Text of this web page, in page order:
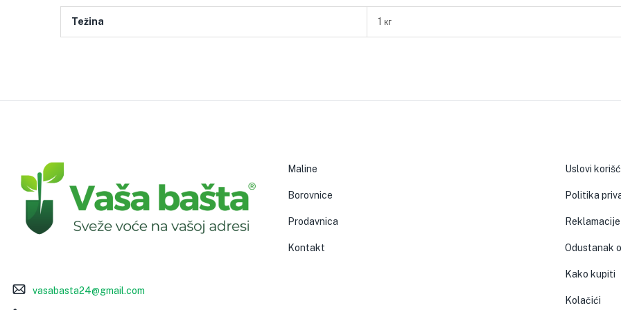
Težina 1 кг
vasabasta24@gmail.com
Maline
Borovnice
Prodavnica
Kontakt
Uslovi
Politika
Reklamacije
Odustanak
Kako kupiti
Kolačići